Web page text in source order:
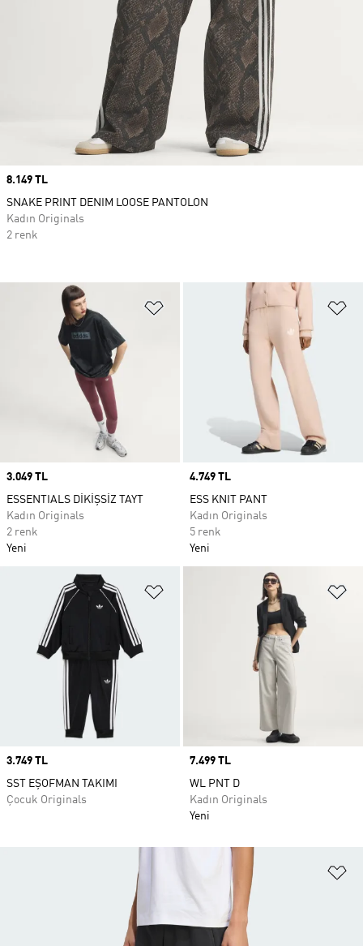
Favori Listesine Ekle
Price
3.049 TL
ESSENTIALS DİKİŞSİZ TAYT
Kadın Originals
2 renk
Yeni
Price
4.749 TL
ESS KNIT PANT
Kadın Originals
5 renk
Yeni
Favori Listesine Ekle
Price
3.749 TL
SST EŞOFMAN TAKIMI
Çocuk Originals
Price
7.499 TL
WL PNT D
Kadın Originals
Yeni
Price
8.149 TL
SNAKE PRINT DENIM LOOSE PANTOLON
Kadın Originals
2 renk